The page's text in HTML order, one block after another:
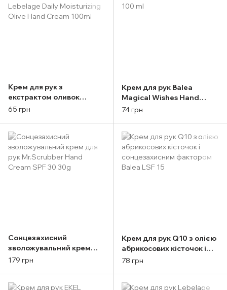
Крем для рук з
екстрактом оливок
Lebelage Daily
65 грн
Крем для рук Balea
Magical Wishes Hand
Cream 100 ml
74 грн
Сонцезахисний
зволожувальний крем
для рук Mr.Scrubber Hand
179 грн
Крем для рук Q10 з олією
абрикосових кісточок і
сонцезахисним
78 грн